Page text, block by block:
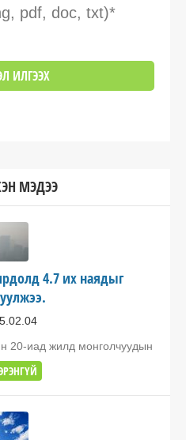
pdf, doc, txt)*
МЭДЭЭ
4.7 их наядыг
20-иад жилд монголчуудын